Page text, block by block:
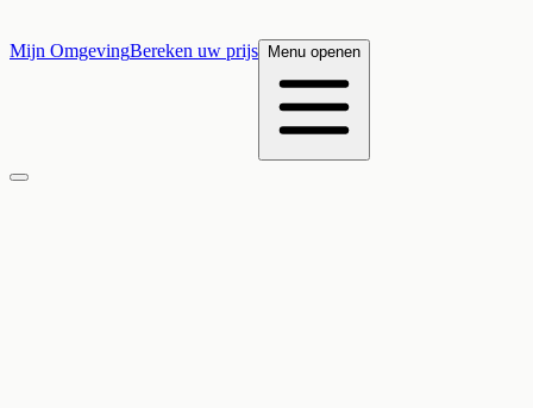
Mijn OmgevingBereken uw prijs Menu openen